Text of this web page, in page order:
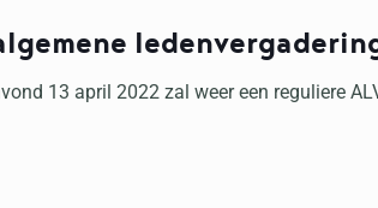
13 april 2022 zal weer een reguliere